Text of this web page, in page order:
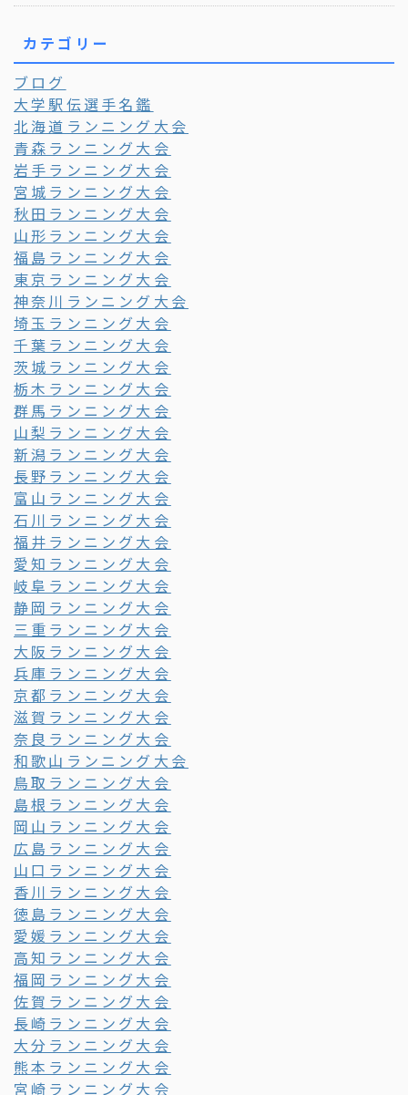
カテゴリー
ブログ
大学駅伝選手名鑑
北海道ランニング大会
青森ランニング大会
岩手ランニング大会
宮城ランニング大会
秋田ランニング大会
山形ランニング大会
福島ランニング大会
東京ランニング大会
神奈川ランニング大会
埼玉ランニング大会
千葉ランニング大会
茨城ランニング大会
栃木ランニング大会
群馬ランニング大会
山梨ランニング大会
新潟ランニング大会
長野ランニング大会
富山ランニング大会
石川ランニング大会
福井ランニング大会
愛知ランニング大会
岐阜ランニング大会
静岡ランニング大会
三重ランニング大会
大阪ランニング大会
兵庫ランニング大会
京都ランニング大会
滋賀ランニング大会
奈良ランニング大会
和歌山ランニング大会
鳥取ランニング大会
島根ランニング大会
岡山ランニング大会
広島ランニング大会
山口ランニング大会
香川ランニング大会
徳島ランニング大会
愛媛ランニング大会
高知ランニング大会
福岡ランニング大会
佐賀ランニング大会
長崎ランニング大会
大分ランニング大会
熊本ランニング大会
宮崎ランニング大会